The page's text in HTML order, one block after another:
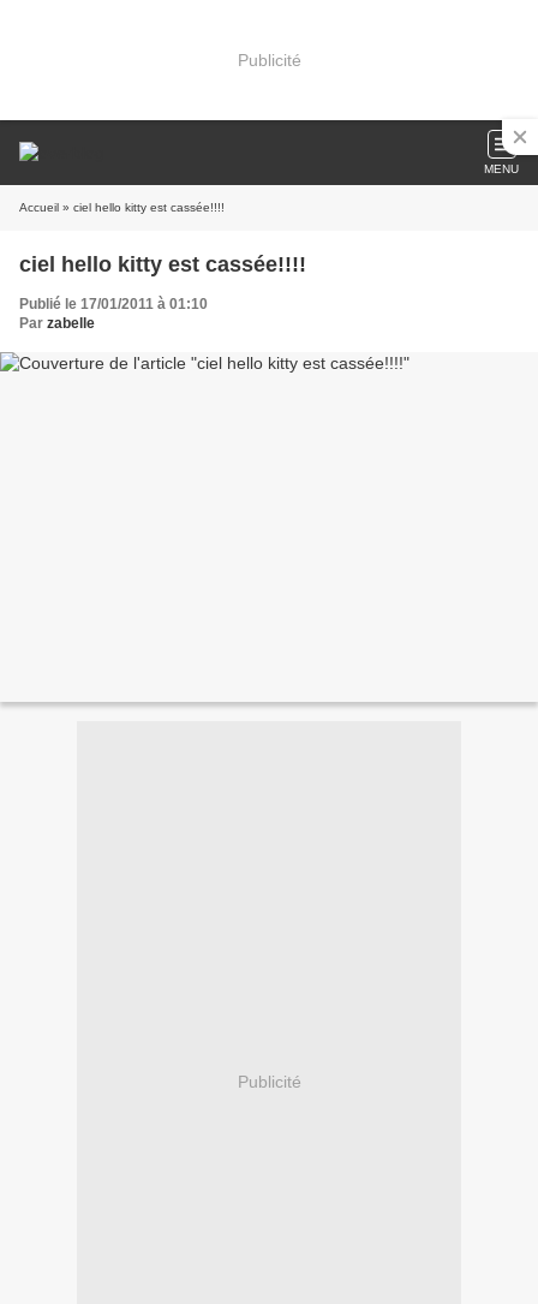
Publicité
MENU
Accueil » ciel hello kitty est cassée!!!!
ciel hello kitty est cassée!!!!
Publié le 17/01/2011 à 01:10
Par zabelle
Publicité